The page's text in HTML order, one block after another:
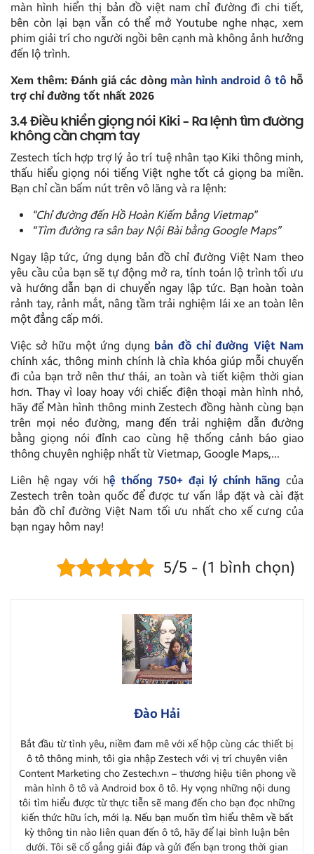
màn hình hiển thị bản đồ việt nam chỉ đường đi chi tiết,
bên còn lại bạn vẫn có thể mở Youtube nghe nhạc, xem
phim giải trí cho người ngồi bên cạnh mà không ảnh hưởng
đến lộ trình.
Xem thêm: Đánh giá các dòng màn hình android ô tô hỗ
trợ chỉ đường tốt nhất 2026
3.4 Điều khiển giọng nói Kiki – Ra lệnh tìm đường
không cần chạm tay
Zestech tích hợp trợ lý ảo trí tuệ nhân tạo Kiki thông minh,
thấu hiểu giọng nói tiếng Việt nghe tốt cả giọng ba miền.
Bạn chỉ cần bấm nút trên vô lăng và ra lệnh:
“Chỉ đường đến Hồ Hoàn Kiếm bằng Vietmap”
“Tìm đường ra sân bay Nội Bài bằng Google Maps”
Ngay lập tức, ứng dụng bản đồ chỉ đường Việt Nam theo
yêu cầu của bạn sẽ tự động mở ra, tính toán lộ trình tối ưu
và hướng dẫn bạn di chuyển ngay lập tức. Bạn hoàn toàn
rảnh tay, rảnh mắt, nâng tầm trải nghiệm lái xe an toàn lên
một đẳng cấp mới.
Việc sở hữu một ứng dụng bản đồ chỉ đường Việt Nam
chính xác, thông minh chính là chìa khóa giúp mỗi chuyến
đi của bạn trở nên thư thái, an toàn và tiết kiệm thời gian
hơn. Thay vì loay hoay với chiếc điện thoại màn hình nhỏ,
hãy để Màn hình thông minh Zestech đồng hành cùng bạn
trên mọi nẻo đường, mang đến trải nghiệm dẫn đường
bằng giọng nói đỉnh cao cùng hệ thống cảnh báo giao
thông chuyên nghiệp nhất từ Vietmap, Google Maps,…
Liên hệ ngay với hệ thống 750+ đại lý chính hãng của
Zestech trên toàn quốc để được tư vấn lắp đặt và cài đặt
bản đồ chỉ đường Việt Nam tối ưu nhất cho xế cưng của
bạn ngay hôm nay!
5/5 - (1 bình chọn)
Đào Hải
Bắt đầu từ tình yêu, niềm đam mê với xế hộp cùng các thiết bị
ô tô thông minh, tôi gia nhập Zestech với vị trí chuyên viên
Content Marketing cho Zestech.vn – thương hiệu tiên phong về
màn hình ô tô và Android box ô tô. Hy vọng những nội dung
tôi tìm hiểu được từ thực tiễn sẽ mang đến cho bạn đọc những
kiến thức hữu ích, mới lạ. Nếu bạn muốn tìm hiểu thêm về bất
kỳ thông tin nào liên quan đến ô tô, hãy để lại bình luận bên
dưới. Tôi sẽ cố gắng giải đáp và gửi đến bạn trong thời gian